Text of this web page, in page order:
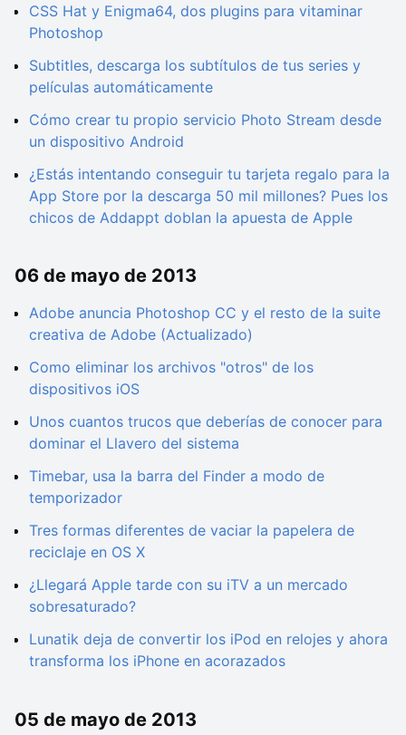
CSS Hat y Enigma64, dos plugins para vitaminar
Photoshop
Subtitles, descarga los subtítulos de tus series y
películas automáticamente
Cómo crear tu propio servicio Photo Stream desde
un dispositivo Android
¿Estás intentando conseguir tu tarjeta regalo para la
App Store por la descarga 50 mil millones? Pues los
chicos de Addappt doblan la apuesta de Apple
06 de mayo de 2013
Adobe anuncia Photoshop CC y el resto de la suite
creativa de Adobe (Actualizado)
Como eliminar los archivos "otros" de los
dispositivos iOS
Unos cuantos trucos que deberías de conocer para
dominar el Llavero del sistema
Timebar, usa la barra del Finder a modo de
temporizador
Tres formas diferentes de vaciar la papelera de
reciclaje en OS X
¿Llegará Apple tarde con su iTV a un mercado
sobresaturado?
Lunatik deja de convertir los iPod en relojes y ahora
transforma los iPhone en acorazados
05 de mayo de 2013